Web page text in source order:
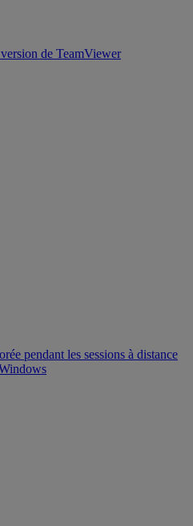
de TeamViewer
pendant les sessions à distance